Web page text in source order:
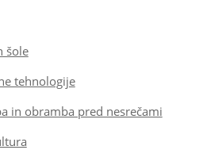
šole
tehnologije
in obramba pred nesrečami